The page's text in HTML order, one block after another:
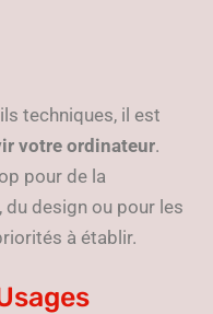
techniques, il est
votre ordinateur.
pour de la
du design ou pour les
à établir.